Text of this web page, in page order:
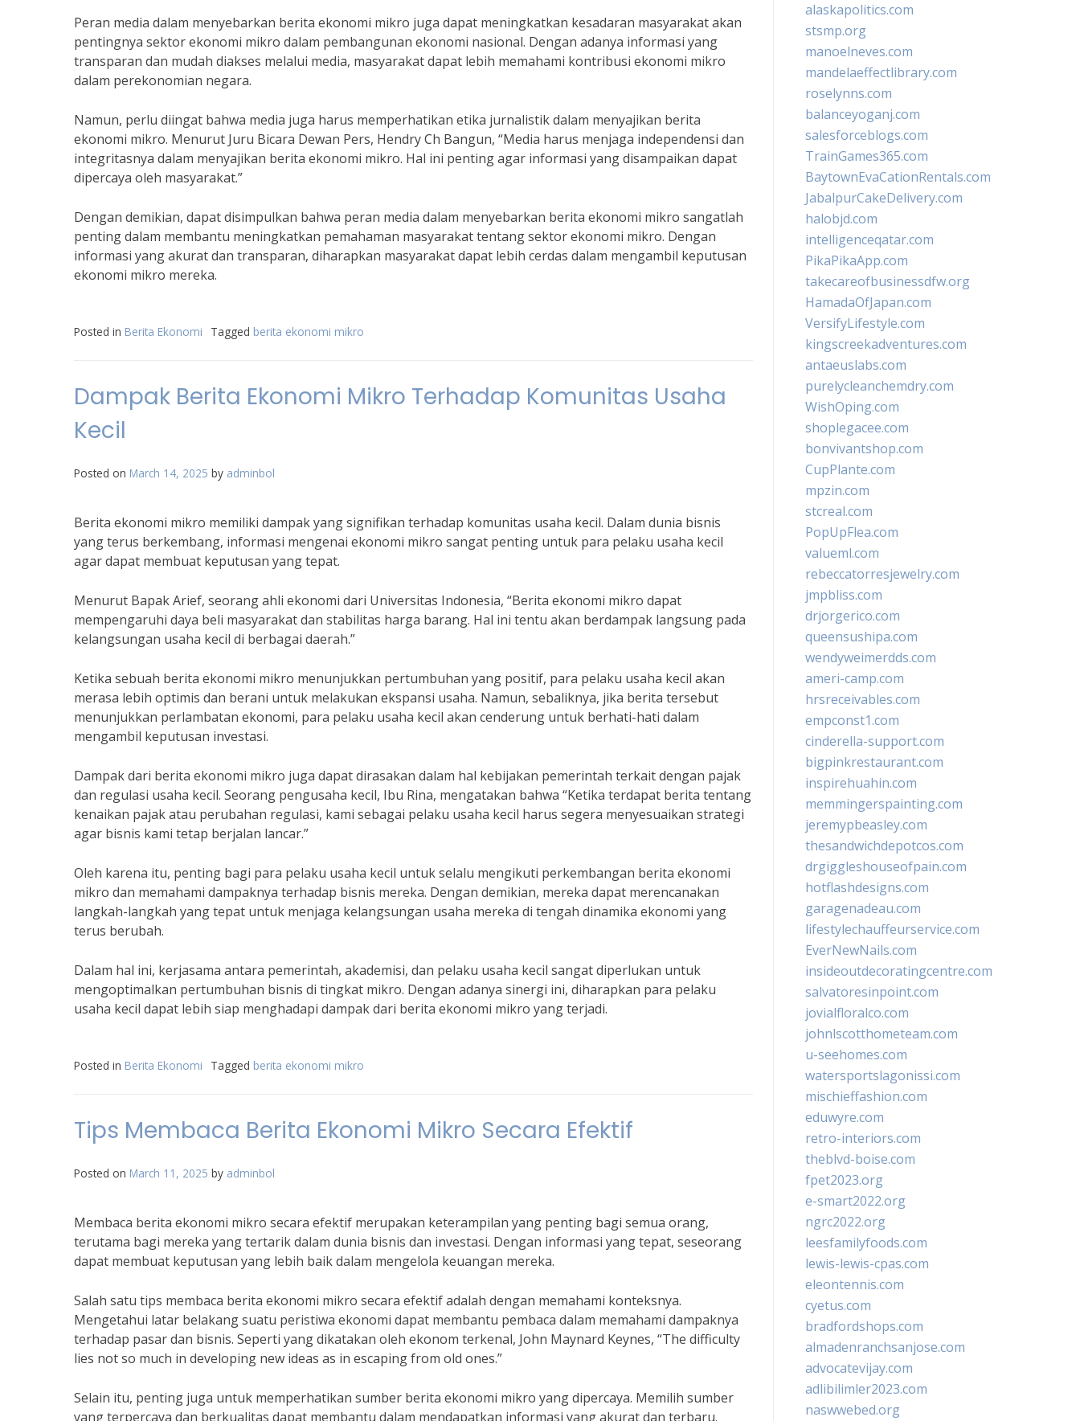
Peran media dalam menyebarkan berita ekonomi mikro juga dapat meningkatkan kesadaran masyarakat akan
pentingnya sektor ekonomi mikro dalam pembangunan ekonomi nasional. Dengan adanya informasi yang
transparan dan mudah diakses melalui media, masyarakat dapat lebih memahami kontribusi ekonomi mikro
dalam perekonomian negara.
Namun, perlu diingat bahwa media juga harus memperhatikan etika jurnalistik dalam menyajikan berita
ekonomi mikro. Menurut Juru Bicara Dewan Pers, Hendry Ch Bangun, “Media harus menjaga independensi dan
integritasnya dalam menyajikan berita ekonomi mikro. Hal ini penting agar informasi yang disampaikan dapat
dipercaya oleh masyarakat.”
Dengan demikian, dapat disimpulkan bahwa peran media dalam menyebarkan berita ekonomi mikro sangatlah
penting dalam membantu meningkatkan pemahaman masyarakat tentang sektor ekonomi mikro. Dengan
informasi yang akurat dan transparan, diharapkan masyarakat dapat lebih cerdas dalam mengambil keputusan
ekonomi mikro mereka.
Posted in Berita Ekonomi Tagged berita ekonomi mikro
Dampak Berita Ekonomi Mikro Terhadap Komunitas Usaha
Kecil
Posted on March 14, 2025 by adminbol
Berita ekonomi mikro memiliki dampak yang signifikan terhadap komunitas usaha kecil. Dalam dunia bisnis
yang terus berkembang, informasi mengenai ekonomi mikro sangat penting untuk para pelaku usaha kecil
agar dapat membuat keputusan yang tepat.
Menurut Bapak Arief, seorang ahli ekonomi dari Universitas Indonesia, “Berita ekonomi mikro dapat
mempengaruhi daya beli masyarakat dan stabilitas harga barang. Hal ini tentu akan berdampak langsung pada
kelangsungan usaha kecil di berbagai daerah.”
Ketika sebuah berita ekonomi mikro menunjukkan pertumbuhan yang positif, para pelaku usaha kecil akan
merasa lebih optimis dan berani untuk melakukan ekspansi usaha. Namun, sebaliknya, jika berita tersebut
menunjukkan perlambatan ekonomi, para pelaku usaha kecil akan cenderung untuk berhati-hati dalam
mengambil keputusan investasi.
Dampak dari berita ekonomi mikro juga dapat dirasakan dalam hal kebijakan pemerintah terkait dengan pajak
dan regulasi usaha kecil. Seorang pengusaha kecil, Ibu Rina, mengatakan bahwa “Ketika terdapat berita tentang
kenaikan pajak atau perubahan regulasi, kami sebagai pelaku usaha kecil harus segera menyesuaikan strategi
agar bisnis kami tetap berjalan lancar.”
Oleh karena itu, penting bagi para pelaku usaha kecil untuk selalu mengikuti perkembangan berita ekonomi
mikro dan memahami dampaknya terhadap bisnis mereka. Dengan demikian, mereka dapat merencanakan
langkah-langkah yang tepat untuk menjaga kelangsungan usaha mereka di tengah dinamika ekonomi yang
terus berubah.
Dalam hal ini, kerjasama antara pemerintah, akademisi, dan pelaku usaha kecil sangat diperlukan untuk
mengoptimalkan pertumbuhan bisnis di tingkat mikro. Dengan adanya sinergi ini, diharapkan para pelaku
usaha kecil dapat lebih siap menghadapi dampak dari berita ekonomi mikro yang terjadi.
Posted in Berita Ekonomi Tagged berita ekonomi mikro
Tips Membaca Berita Ekonomi Mikro Secara Efektif
Posted on March 11, 2025 by adminbol
Membaca berita ekonomi mikro secara efektif merupakan keterampilan yang penting bagi semua orang,
terutama bagi mereka yang tertarik dalam dunia bisnis dan investasi. Dengan informasi yang tepat, seseorang
dapat membuat keputusan yang lebih baik dalam mengelola keuangan mereka.
Salah satu tips membaca berita ekonomi mikro secara efektif adalah dengan memahami konteksnya.
Mengetahui latar belakang suatu peristiwa ekonomi dapat membantu pembaca dalam memahami dampaknya
terhadap pasar dan bisnis. Seperti yang dikatakan oleh ekonom terkenal, John Maynard Keynes, “The difficulty
lies not so much in developing new ideas as in escaping from old ones.”
Selain itu, penting juga untuk memperhatikan sumber berita ekonomi mikro yang dipercaya. Memilih sumber
yang terpercaya dan berkualitas dapat membantu dalam mendapatkan informasi yang akurat dan terbaru.
alaskapolitics.com
stsmp.org
manoelneves.com
mandelaeffectlibrary.com
roselynns.com
balanceyoganj.com
salesforceblogs.com
TrainGames365.com
BaytownEvaCationRentals.com
JabalpurCakeDelivery.com
halobjd.com
intelligenceqatar.com
PikaPikaApp.com
takecareofbusinessdfw.org
HamadaOfJapan.com
VersifyLifestyle.com
kingscreekadventures.com
antaeuslabs.com
purelycleanchemdry.com
WishOping.com
shoplegacee.com
bonvivantshop.com
CupPlante.com
mpzin.com
stcreal.com
PopUpFlea.com
valueml.com
rebeccatorresjewelry.com
jmpbliss.com
drjorgerico.com
queensushipa.com
wendyweimerdds.com
ameri-camp.com
hrsreceivables.com
empconst1.com
cinderella-support.com
bigpinkrestaurant.com
inspirehuahin.com
memmingerspainting.com
jeremypbeasley.com
thesandwichdepotcos.com
drgiggleshouseofpain.com
hotflashdesigns.com
garagenadeau.com
lifestylechauffeurservice.com
EverNewNails.com
insideoutdecoratingcentre.com
salvatoresinpoint.com
jovialfloralco.com
johnlscotthometeam.com
u-seehomes.com
watersportslagonissi.com
mischieffashion.com
eduwyre.com
retro-interiors.com
theblvd-boise.com
fpet2023.org
e-smart2022.org
ngrc2022.org
leesfamilyfoods.com
lewis-lewis-cpas.com
eleontennis.com
cyetus.com
bradfordshops.com
almadenranchsanjose.com
advocatevijay.com
adlibilimler2023.com
naswwebed.org